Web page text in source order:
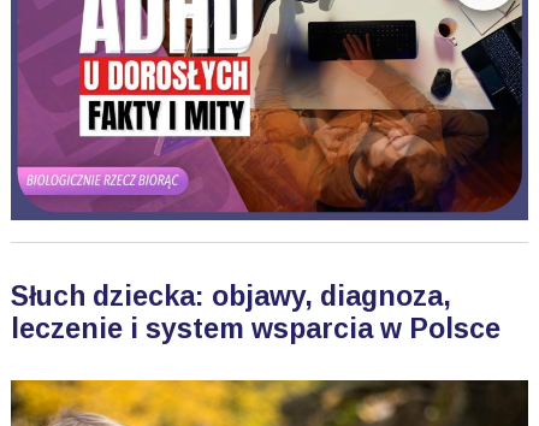
Słuch dziecka: objawy, diagnoza,
leczenie i system wsparcia w Polsce